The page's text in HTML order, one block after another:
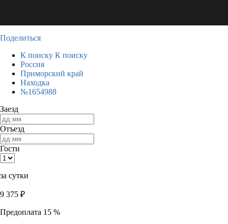
Поделиться
К поиску К поиску
Россия
Приморский край
Находка
№1654988
Заезд
Отъезд
Гости
за сутки
9 375 ₽
Предоплата 15 %